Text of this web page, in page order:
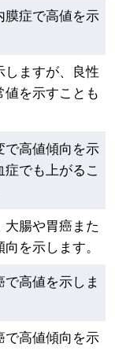
膜症で高値を示
しますが、良性
値を示すことも
で高値傾向を示
症でも上がるこ
大腸や胃癌また
を示します。
高値を示しま
で高値傾向を示